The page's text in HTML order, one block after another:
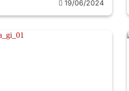
19/06/2024